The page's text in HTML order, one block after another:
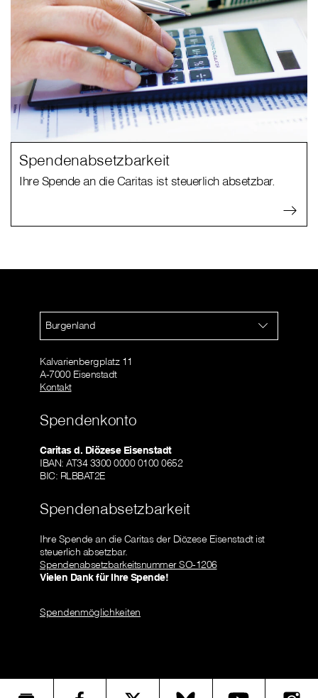
Spendenabsetzbarkeit
Ihre Spende an die Caritas ist steuerlich absetzbar.
Burgenland
Kalvarienbergplatz 11
A-7000 Eisenstadt
Kontakt
Spendenkonto
Caritas d. Diözese Eisenstadt
IBAN: AT34 3300 0000 0100 0652
BIC: RLBBAT2E
Spendenabsetzbarkeit
Ihre Spende an die Caritas der Diözese Eisenstadt ist
steuerlich absetzbar.
Spendenabsetzbarkeitsnummer SO-1206
Vielen Dank für Ihre Spende!
Spendenmöglichkeiten